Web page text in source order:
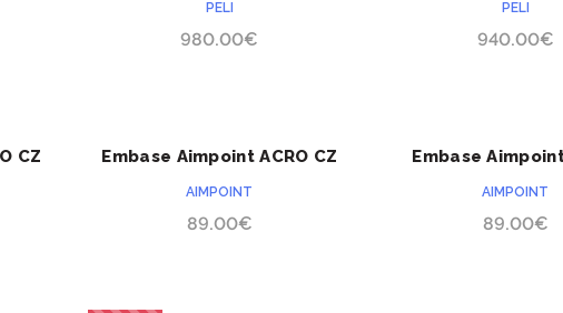
PELI
980.00€
PELI
940.00€
CZ
ACHETER
Embase Aimpoint ACRO CZ
AIMPOINT
89.00€
Embase
AIMPOINT
89.00€